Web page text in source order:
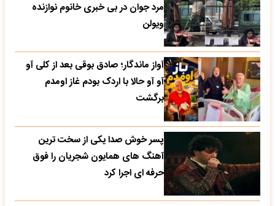
مرد جوان در بی خبری خانوم نوازنده
ویولن
آواز ماندگار؛ صادق بوقی بعد از کلی آو
آو آو حالا با اردک بودم غاز اومدم
برگشت
پسر خوش صدا یکی از سخت ترین
آهنگ های همایون شجریان را فوق
حرفه ای اجرا کرد